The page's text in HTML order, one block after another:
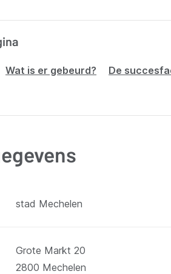
Wat is er gebeurd? De
stad Mechelen
Grote Markt 20
2800 Mechelen